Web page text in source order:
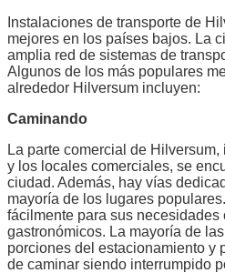
Instalaciones de transporte de
mejores en los países bajos. La
amplia red de sistemas de
Algunos de los más populares
alrededor Hilversum incluyen:
Caminando
La parte comercial de
y los locales comerciales, se
ciudad. Además, hay vías
mayoría de los lugares
fácilmente para sus necesidades
gastronómicos. La mayoría de
porciones del estacionamiento y
de caminar siendo interrumpido